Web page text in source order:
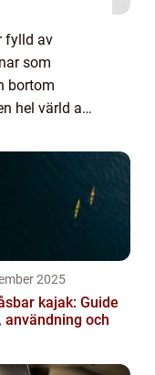
fylld av
som
bortom
hel värld av
I denna
2025
kajak: Guide
användning och